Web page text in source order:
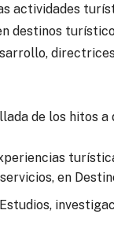
actividades
destinos
de los hitos a
en